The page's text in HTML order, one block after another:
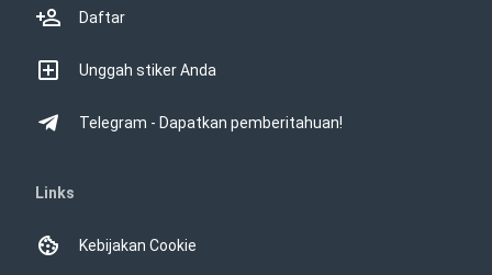
Daftar
Unggah stiker Anda
Telegram - Dapatkan pemberitahuan!
Links
Kebijakan Cookie